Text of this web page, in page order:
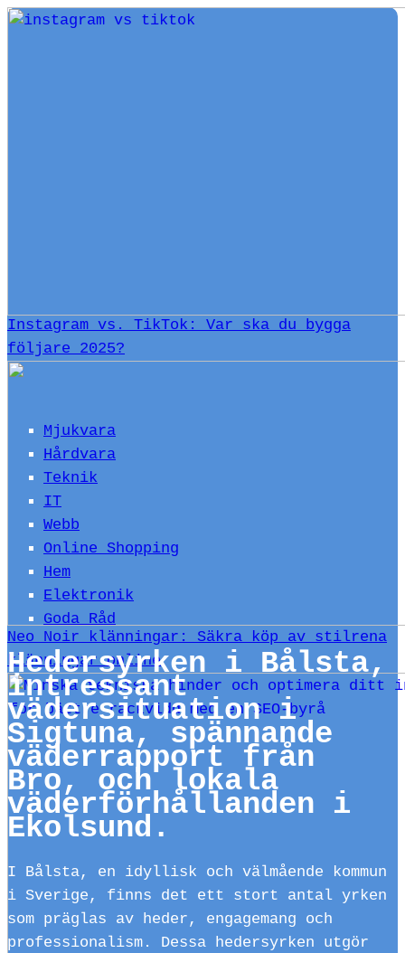
Instagram vs. TikTok: Var ska du bygga
följare 2025?
Neo Noir klänningar: Säkra köp av stilrena
klänningar online
Mjukvara
Hårdvara
Teknik
IT
Webb
Online Shopping
Hem
Elektronik
Goda Råd
Hedersyrken i Bålsta,
intressant
vädersituation i
Sigtuna, spännande
väderrapport från
Bro, och lokala
väderförhållanden i
Ekolsund.
I Bålsta, en idyllisk och välmående kommun
i Sverige, finns det ett stort antal yrken
som präglas av heder, engagemang och
professionalism. Dessa hedersyrken utgör